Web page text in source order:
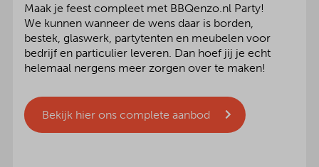
Maak je feest compleet met BBQenzo.nl Party!
We kunnen wanneer de wens daar is borden,
bestek, glaswerk, partytenten en meubelen voor
bedrijf en particulier leveren. Dan hoef jij je echt
helemaal nergens meer zorgen over te maken!
Bekijk hier ons complete aanbod